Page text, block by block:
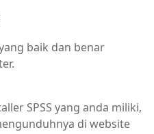
baik dan benar
SPSS yang anda miliki,
di website